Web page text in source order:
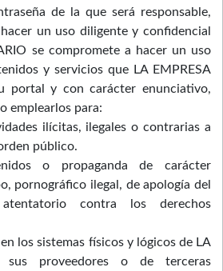
de la que será responsable,
un uso diligente y confidencial
se compromete a hacer un uso
y servicios que LA EMPRESA
portal y con carácter enunciativo,
emplearlos para:
ilícitas, ilegales o contrarias a
público.
o propaganda de carácter
pornográfico ilegal, de apología del
contra los derechos
los sistemas físicos y lógicos de LA
sus proveedores o de terceras